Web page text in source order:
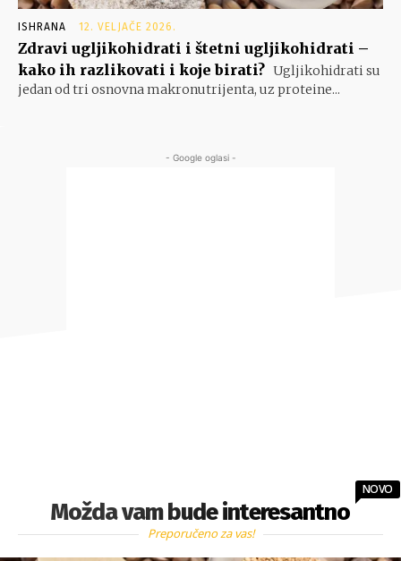
ISHRANA 12. VELJAČE 2026.
Zdravi ugljikohidrati i štetni ugljikohidrati –
kako ih razlikovati i koje birati? Ugljikohidrati su
jedan od tri osnovna makronutrijenta, uz proteine...
- Google oglasi -
Možda vam bude interesantno
NOVO
Preporučeno za vas!